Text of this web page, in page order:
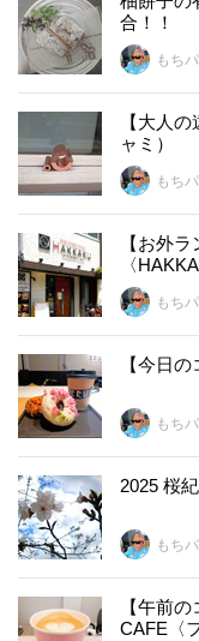
合！！
もち
【大人
ャミ）
もち
【お外
〈
もち
【今日
もち
2025 桜
もち
【午前
CAFE〈